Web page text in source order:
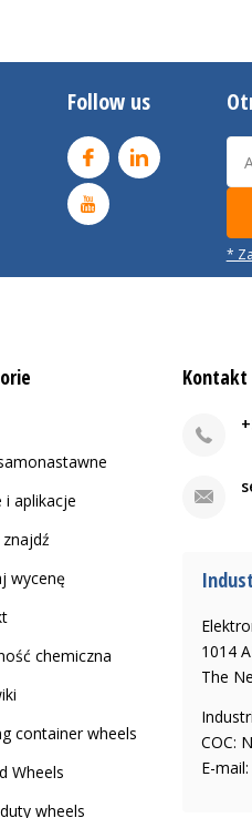
Follow us
*
i aplikacje
wycenę
chemiczna
container wheels
Wheels
wheels
Kontakt
1014
The
COC:
E-mail: